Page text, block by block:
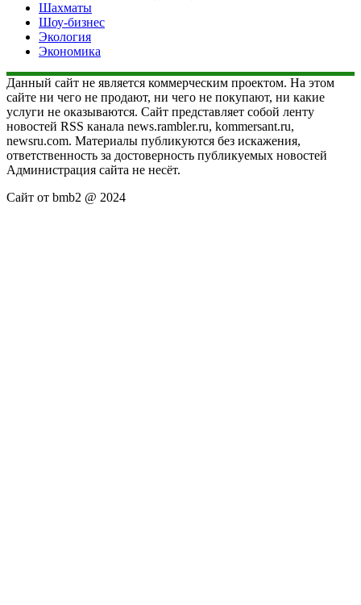
Шахматы
Шоу-бизнес
Экология
Экономика
Данный сайт не является коммерческим проектом. На этом
сайте ни чего не продают, ни чего не покупают, ни какие
услуги не оказываются. Сайт представляет собой ленту
новостей RSS канала news.rambler.ru, kommersant.ru,
newsru.com. Материалы публикуются без искажения,
ответственность за достоверность публикуемых новостей
Администрация сайта не несёт.
Сайт от bmb2 @ 2024